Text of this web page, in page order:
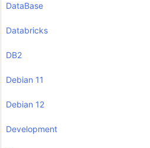
DataBase
Databricks
DB2
Debian 11
Debian 12
Development